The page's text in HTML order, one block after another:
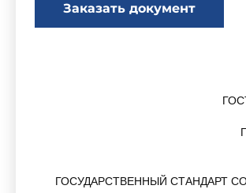
Заказать документ
ГОСУДАРСТВЕННЫЙ СТАНДАРТ